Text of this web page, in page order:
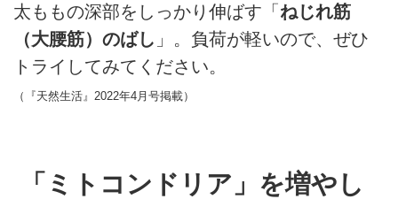
太ももの深部をしっかり伸ばす「 ねじれ筋
（大腰筋）のばし 」。負荷が軽いので、ぜひ
トライしてみてください。
（『天然生活』2022年4月号掲載）
「ミトコンドリア」を増やし